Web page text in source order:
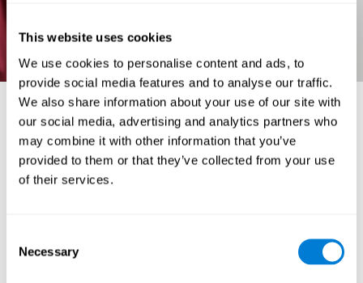
This website uses cookies
We use cookies to personalise content and ads, to
provide social media features and to analyse our traffic.
We also share information about your use of our site with
our social media, advertising and analytics partners who
may combine it with other information that you’ve
provided to them or that they’ve collected from your use
of their services.
Selection
Necessary
Анатомия и функции головного мозга
В этом разделе мы детально рассмотрим анатомию головного мозга
и функции его отделов.
БАЗАЛЬНЫЕ ГАНГЛИИ: подкорковые нейронные структуры,
отвечающие за двигательные функции. Получают информацию от
задействованное в контроле осознанных движений, а